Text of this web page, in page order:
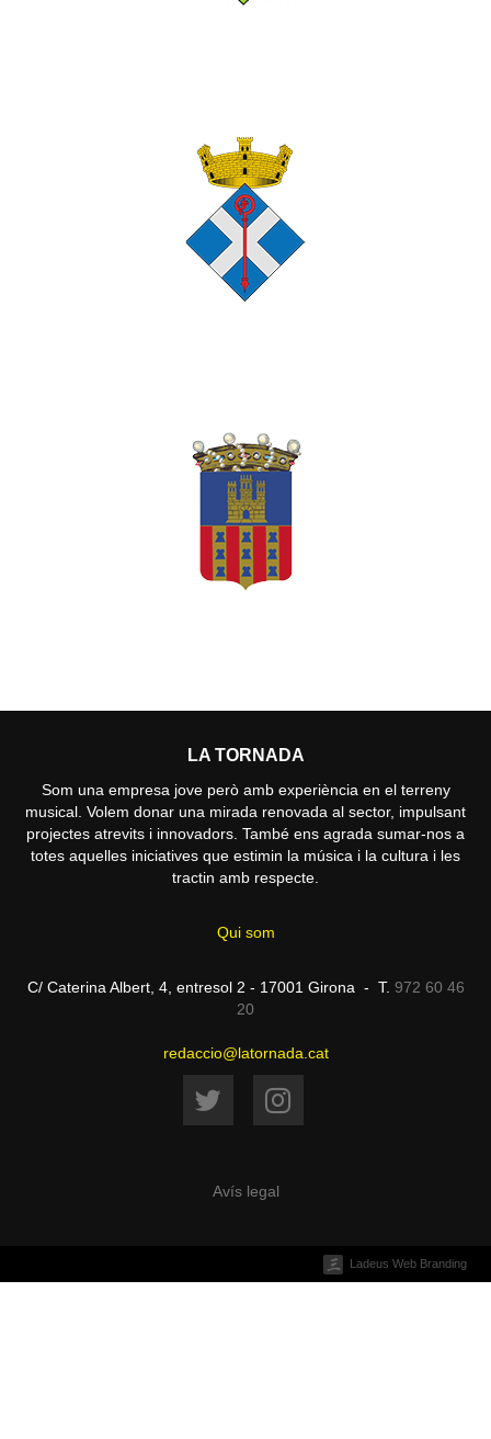
LA TORNADA
Som una empresa jove però amb experiència en el terreny
musical. Volem donar una mirada renovada al sector, impulsant
projectes atrevits i innovadors. També ens agrada sumar-nos a
totes aquelles iniciatives que estimin la música i la cultura i les
tractin amb respecte.
Qui som
C/ Caterina Albert, 4, entresol 2 - 17001 Girona - T. 972 60 46
20
redaccio@latornada.cat
Avís legal
Ladeus Web Branding